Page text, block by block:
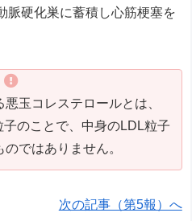
脈硬化巣に蓄積し心筋梗塞を
玉コレステロールとは、
子のことで、中身のLDL粒子
ではありません。
次の記事（第5報）へ